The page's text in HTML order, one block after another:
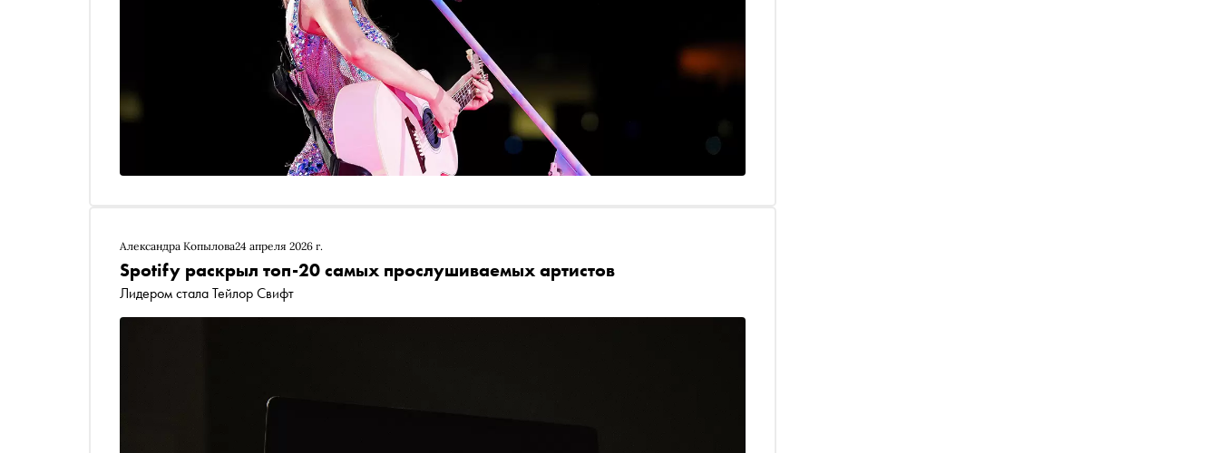
Александра Копылова24 апреля 2026 г.
Spotify раскрыл топ-20 самых прослушиваемых артистов
Лидером стала Тейлор Свифт